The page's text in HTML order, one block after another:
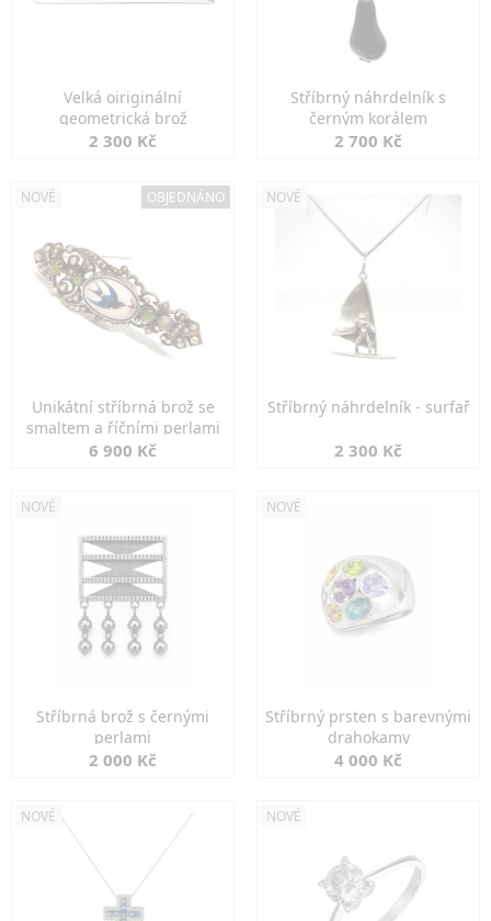
Velká oiriginální
geometrická brož
2 300 Kč
Stříbrný náhrdelník s
černým korálem
2 700 Kč
NOVÉ OBJEDNÁNO
Unikátní stříbrná brož se
smaltem a říčními perlami
6 900 Kč
NOVÉ
Stříbrný náhrdelník - surfař
2 300 Kč
NOVÉ
Stříbrná brož s černými
perlami
2 000 Kč
NOVÉ
Stříbrný prsten s barevnými
drahokamy
4 000 Kč
NOVÉ NOVÉ